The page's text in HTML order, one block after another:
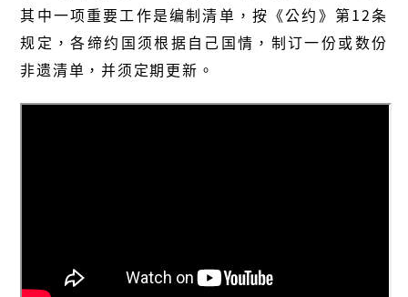
其中一项重要工作是编制清单，按《公约》第12条
规定，各缔约国须根据自己国情，制订一份或数份
非遗清单，并须定期更新。